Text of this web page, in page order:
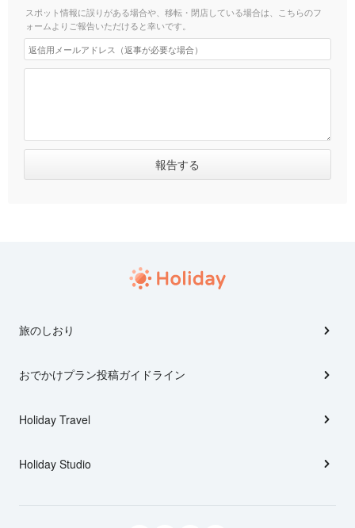
スポット情報に誤りがある場合や、移転・閉店している場合は、こちらのフ
ォームよりご報告いただけると幸いです。
旅のしおり
おでかけプラン投稿ガイドライン
Holiday Travel
Holiday Studio